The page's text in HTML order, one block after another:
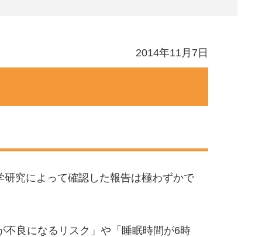
2014年11月7日
究によって確認した報告は極わずかで
良になるリスク」や「睡眠時間が6時